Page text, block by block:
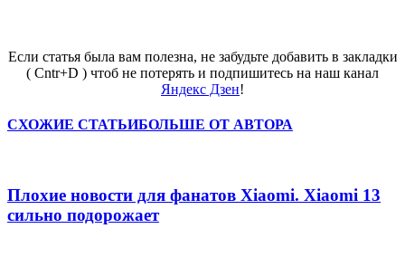
Если статья была вам полезна, не забудьте добавить в закладки
( Cntr+D ) чтоб не потерять и подпишитесь на наш канал
Яндекс Дзен!
СХОЖИЕ СТАТЬИБОЛЬШЕ ОТ АВТОРА
Плохие новости для фанатов Xiaomi. Xiaomi 13
сильно подорожает